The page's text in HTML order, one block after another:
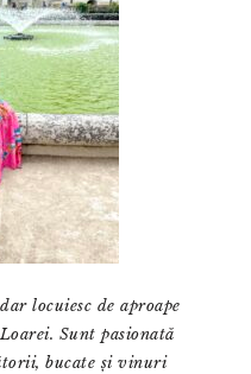
locuiesc de aproape
Sunt pasionată
bucate și vinuri